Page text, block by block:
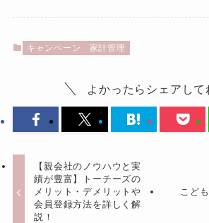
キャンペーン 家計管理
よかったらシェアして
【親会社のノウハウと実
績が豊富】トーチーズの
メリット・デメリットや
会員登録方法を詳しく解
説！
こど